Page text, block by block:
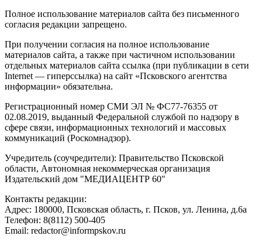
Полное использование материалов сайта без письменного
согласия редакции запрещено.
При получении согласия на полное использование
материалов сайта, а также при частичном использовании
отдельных материалов сайта ссылка (при публикации в сети
Internet — гиперссылка) на сайт «Псковского агентства
информации» обязательна.
Регистрационный номер СМИ ЭЛ № ФС77-76355 от
02.08.2019, выданный Федеральной службой по надзору в
сфере связи, информационных технологий и массовых
коммуникаций (Роскомнадзор).
Учредитель (соучредители): Правительство Псковской
области, Автономная некоммерческая организация
Издательский дом "МЕДИАЦЕНТР 60"
Контакты редакции:
Адреc: 180000, Псковская область, г. Псков, ул. Ленина, д.6а
Телефон: 8(8112) 500-405
Email: redactor@informpskov.ru